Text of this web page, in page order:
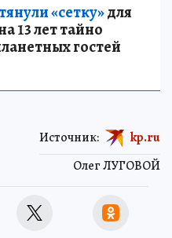
«сетку»для
13 лет тайно
гостей
Олег ЛУГОВОЙ
Источник: kp.ru